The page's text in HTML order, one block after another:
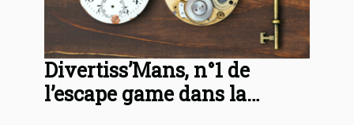
Divertiss’Mans, n°1 de
l’escape game dans la